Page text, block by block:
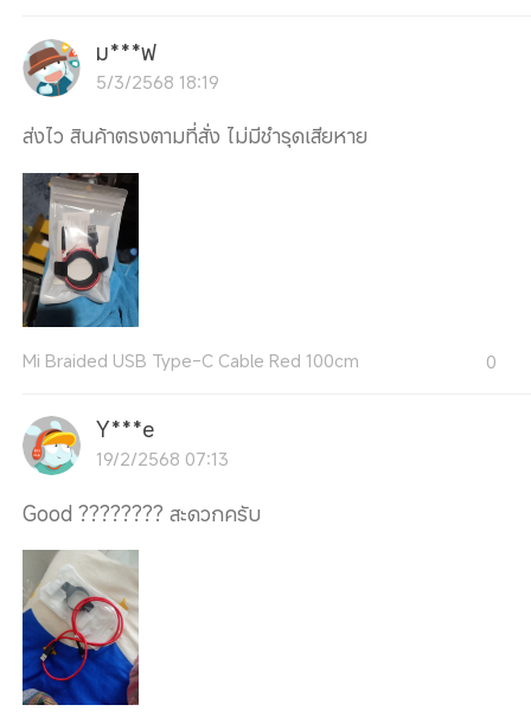
ม***ฟ
5/3/2568 18:19
ส่งไว สินค้าตรงตามที่สั่ง ไม่มีชำรุดเสียหาย
Mi Braided USB Type-C Cable Red 100cm 0
Y***e
19/2/2568 07:13
Good ???????? สะดวกครับ